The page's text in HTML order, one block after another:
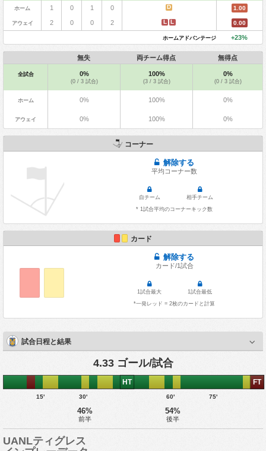
ホーム 1 0 1 0 D 1.00
アウェイ 2 0 0 2 L L 0.00
ホームアドバンテージ +23%
無失 両チーム得点 無得点
全試合 0%
(0 / 3 試合)
100%
(3 / 3 試合)
0%
(0 / 3 試合)
ホーム 0% 100% 0%
アウェイ 0% 100% 0%
コーナー
解除する
平均コーナー数
自チーム
相手チーム
* 1試合平均のコーナーキック数
カード
解除する
カード/1試合
1試合最大
1試合最低
*一発レッド = 2枚のカードと計算
試合日程と結果
4.33 ゴール/試合
15' 30'
HT
60' 75'
FT
46%
前半
54%
後半
UANLティグレス